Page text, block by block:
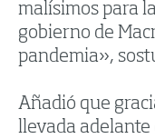
malísimos para
gobierno de
pandemia»,
Añadió que
llevada adelante